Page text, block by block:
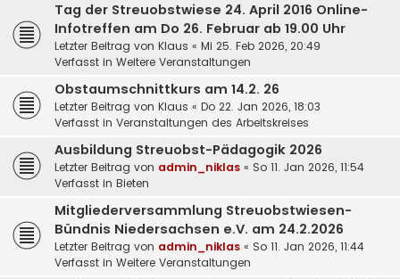
Tag der Streuobstwiese 24. April 2016 Online-
Infotreffen am Do 26. Februar ab 19.00 Uhr
Letzter Beitrag von Klaus « Mi 25. Feb 2026, 20:49
Verfasst in Weitere Veranstaltungen
Obstaumschnittkurs am 14.2. 26
Letzter Beitrag von Klaus « Do 22. Jan 2026, 18:03
Verfasst in Veranstaltungen des Arbeitskreises
Ausbildung Streuobst-Pädagogik 2026
Letzter Beitrag von admin_niklas « So 11. Jan 2026, 11:54
Verfasst in Bieten
Mitgliederversammlung Streuobstwiesen-
Bündnis Niedersachsen e.V. am 24.2.2026
Letzter Beitrag von admin_niklas « So 11. Jan 2026, 11:44
Verfasst in Weitere Veranstaltungen